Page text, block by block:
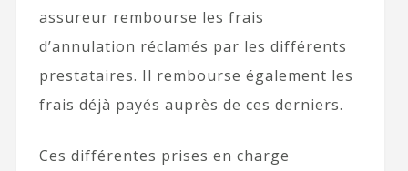
assureur rembourse les frais
d’annulation réclamés par les différents
prestataires. Il rembourse également les
frais déjà payés auprès de ces derniers.
Ces différentes prises en charge